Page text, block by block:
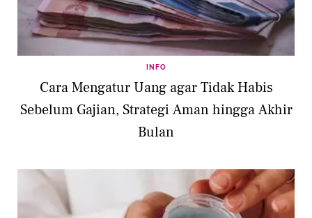
INFO
Cara Mengatur Uang agar Tidak Habis
Sebelum Gajian, Strategi Aman hingga Akhir
Bulan